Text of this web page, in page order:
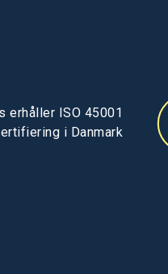
erhåller ISO 45001
i Danmark